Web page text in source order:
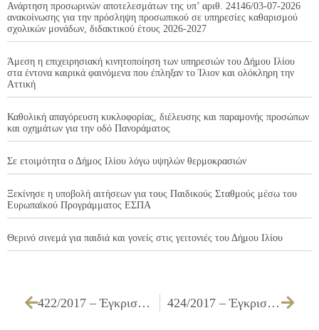
Ανάρτηση προσωρινών αποτελεσμάτων της υπ’ αριθ. 24146/03-07-2026
ανακοίνωσης για την πρόσληψη προσωπικού σε υπηρεσίες καθαρισμού
σχολικών μονάδων, διδακτικού έτους 2026-2027
Άμεση η επιχειρησιακή κινητοποίηση των υπηρεσιών του Δήμου Ιλίου
στα έντονα καιρικά φαινόμενα που έπληξαν το Ίλιον και ολόκληρη την
Αττική
Καθολική απαγόρευση κυκλοφορίας, διέλευσης και παραμονής προσώπων
και οχημάτων για την οδό Πανοράματος
Σε ετοιμότητα ο Δήμος Ιλίου λόγω υψηλών θερμοκρασιών
Ξεκίνησε η υποβολή αιτήσεων για τους Παιδικούς Σταθμούς μέσω του
Ευρωπαϊκού Προγράμματος ΕΣΠΑ
Θερινό σινεμά για παιδιά και γονείς στις γειτονιές του Δήμου Ιλίου
422/2017 – Έγκριση πίστωσης για την «Προμήθεια – εγκατάσταση τηλεφωνικού κέντρου και εξοπλισμού υποστήριξης και αναβάθμισης τηλεφωνικών κέντρων» 424/2017 – Έγκριση συμβιβαστικής διευθέτησης υποχρεώσεων της ιδιοκτησίας ΓΙΑΝΝΑΚΟΥΡΟΥ ΙΩΑΝΝΗ με Κ.Α 010216 που βρίσκεται στο Ο.Τ. 2208 – περιοχής ΡΑΔΙΟΦΩΝΙΑΣ